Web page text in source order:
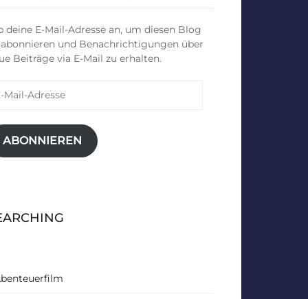
deine E-Mail-Adresse an, um diesen Blog
und Benachrichtigungen über
Beiträge via E-Mail zu erhalten.
ABONNIEREN